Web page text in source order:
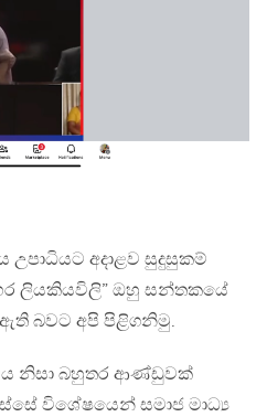
අදාළව සුදුසුකම්
ලියකියවිලි” ඔහු සන්තකයේ
බවට අපි පිළිගනිමු.
නිසා බහුතර ආණ්ඩුවක්
විශේෂයෙන් සමාජ මාධ්‍ය